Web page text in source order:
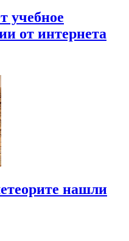
учебное
от интернета
нашли